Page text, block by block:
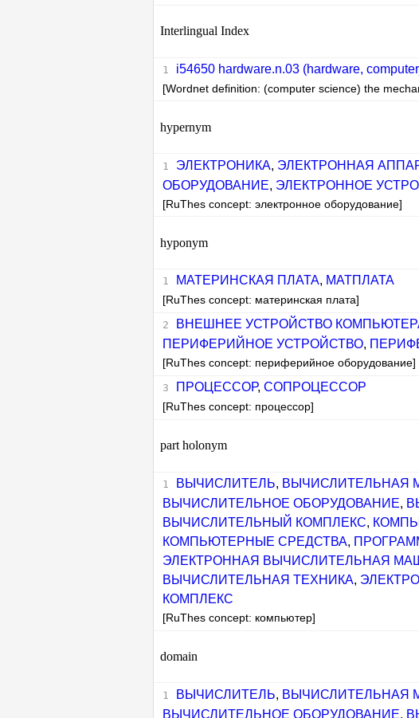
Interlingual Index
i54650 hardware.n.03 (hardware,
[Wordnet definition: (computer science) the
hypernym
ЭЛЕКТРОНИКА, ЭЛЕКТРОННАЯ
ОБОРУДОВАНИЕ, ЭЛЕКТРОННОЕ
[RuThes concept: электронное оборудование]
hyponym
МАТЕРИНСКАЯ ПЛАТА, МАТПЛАТА
[RuThes concept: материнская плата]
ВНЕШНЕЕ УСТРОЙСТВО
ПЕРИФЕРИЙНОЕ УСТРОЙСТВО,
[RuThes concept: периферийное оборудование]
ПРОЦЕССОР, СОПРОЦЕССОР
[RuThes concept: процессор]
part holonym
ВЫЧИСЛИТЕЛЬ, ВЫЧИСЛИТЕЛЬНАЯ
ВЫЧИСЛИТЕЛЬНОЕ ОБОРУДОВАНИЕ,
ВЫЧИСЛИТЕЛЬНЫЙ КОМПЛЕКС,
КОМПЬЮТЕРНЫЕ СРЕДСТВА,
ЭЛЕКТРОННАЯ ВЫЧИСЛИТЕЛЬНАЯ
ВЫЧИСЛИТЕЛЬНАЯ ТЕХНИКА,
КОМПЛЕКС
[RuThes concept: компьютер]
domain
ВЫЧИСЛИТЕЛЬ, ВЫЧИСЛИТЕЛЬНАЯ
ВЫЧИСЛИТЕЛЬНОЕ ОБОРУДОВАНИЕ,